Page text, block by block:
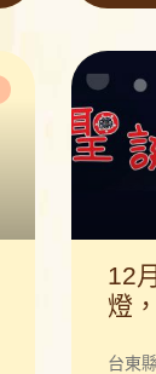
12
燈
台東